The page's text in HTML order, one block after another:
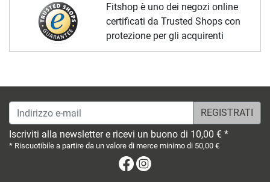
Fitshop è uno dei negozi online
certificati da Trusted Shops con
protezione per gli acquirenti
Indirizzo e-mail
Iscriviti alla newsletter e ricevi un buono di 10,00 € *
* Riscuotibile a partire da un valore di merce minimo di 50,00 €
Facebook